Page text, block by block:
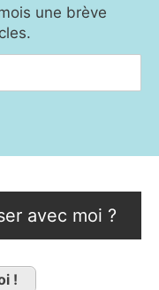
une brève
avec moi ?
!